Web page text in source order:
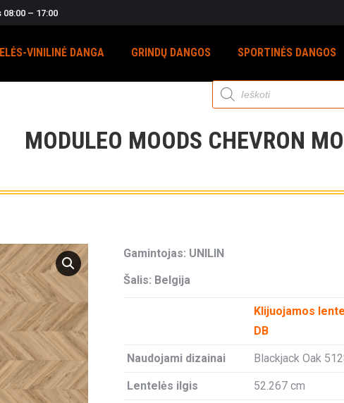
– 17:00
VINILINĖ DANGA GRINDŲ DANGOS SPORTINĖS DANGOS
Products
search
MODULEO MOODS CHEVRON
Gamintojas: UNILIN
Šalis: Belgija
Klijuojamos
DB
Naudojami dizainai Blackjack Oak
Lentelės ilgis 52.267 cm